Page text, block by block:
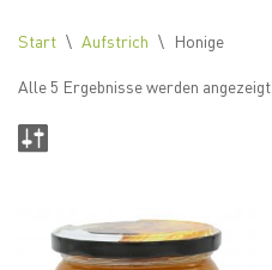
Start \ Aufstrich \ Honige
Alle 5 Ergebnisse werden angezeigt